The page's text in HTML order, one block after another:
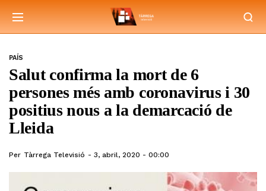
PAÍS
Salut confirma la mort de 6
persones més amb coronavirus i 30
positius nous a la demarcació de
Lleida
Per Tàrrega Televisió 3, abril, 2020 - 00:00